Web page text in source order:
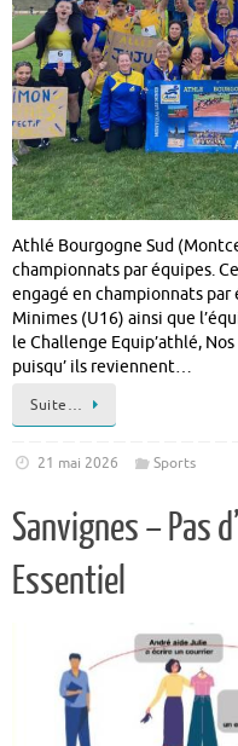
Athlé Bourgogne Sud
championnats par équipes.
engagé en championnats
Minimes (U16) ainsi que
le Challenge Equip’athlé,
puisqu’ ils reviennent…
Suite…
21 mai 2026 Sports
Sanvignes – Pas
Essentiel